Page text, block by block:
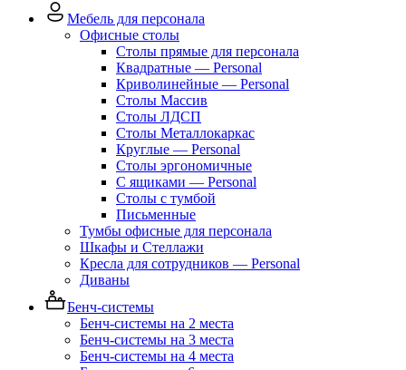
Мебель для персонала
Офисные столы
Столы прямые для персонала
Квадратные — Personal
Криволинейные — Personal
Столы Массив
Столы ЛДСП
Столы Металлокаркас
Круглые — Personal
Столы эргономичные
С ящиками — Personal
Столы с тумбой
Письменные
Тумбы офисные для персонала
Шкафы и Стеллажи
Кресла для сотрудников — Personal
Диваны
Бенч-системы
Бенч-системы на 2 места
Бенч-системы на 3 места
Бенч-системы на 4 места